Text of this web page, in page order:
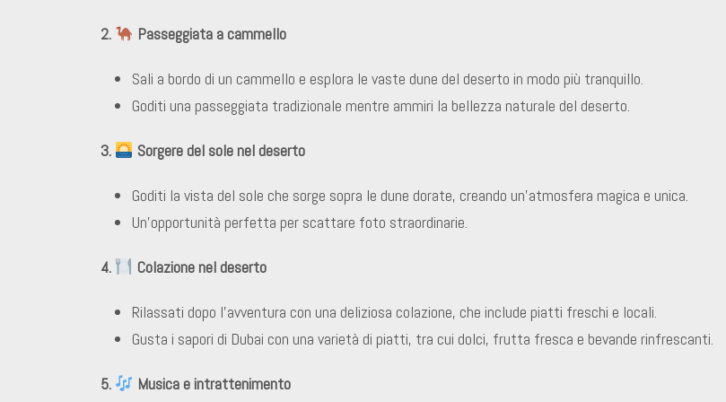
2. Passeggiata a cammello
Sali a bordo di un cammello e esplora le vaste dune del deserto in modo più tranquillo.
Goditi una passeggiata tradizionale mentre ammiri la bellezza naturale del deserto.
3. Sorgere del sole nel deserto
Goditi la vista del sole che sorge sopra le dune dorate, creando un’atmosfera magica e unica.
Un’opportunità perfetta per scattare foto straordinarie.
4. Colazione nel deserto
Rilassati dopo l’avventura con una deliziosa colazione, che include piatti freschi e locali.
Gusta i sapori di Dubai con una varietà di piatti, tra cui dolci, frutta fresca e bevande rinfrescanti.
5. Musica e intrattenimento